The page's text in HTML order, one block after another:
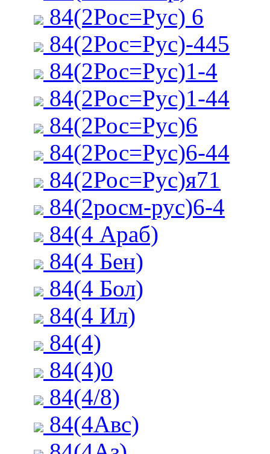
84(2Рос=Рус) 6
84(2Рос=Рус)-445
84(2Рос=Рус)1-4
84(2Рос=Рус)1-44
84(2Рос=Рус)6
84(2Рос=Рус)6-44
84(2Рос=Рус)я71
84(2росм-рус)6-4
84(4 Араб)
84(4 Бен)
84(4 Бол)
84(4 Ил)
84(4)
84(4)0
84(4/8)
84(4Авс)